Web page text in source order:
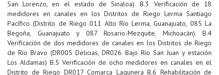
San Lorenzo, en el estado de Sinaloa). B.3 Verificación de 18
medidores en canales en los Distritos de Riego Lerma Santiago
Pacífico (Distrito de Riego 011 Alto Río Lerma, Guanajuato, 085 La
Begoña, Guanajuato y 087 Rosario-Mezquite, Michoacán). B.4
Verificación de dos medidores de canales en los Distritos de Riego
de Río Bravo (DR005 Delicias, DR026 Bajo Río San Juan y estación
Los Aldamas) B.5 Verificación de ocho medidores en canales en el
Distrito de Riego DR017 Comarca Lagunera B.6 Rehabilitación de